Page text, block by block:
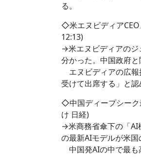
る。
◇米エヌビディア
12:13)
→米エヌビディアのジ
分かった。中国政府と
エヌビディアの広報
受けて出席する」と認
◇中国ディープシー
け 日経)
→米商務省傘下の「AI
の最新AIモデルが米国
中国発AIの中で最も